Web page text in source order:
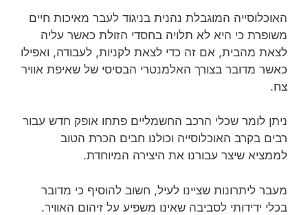
האוכלוסייה המוגבלת נהנית בניגוד לעבר מאיכות חיים
משופרת כי היא לא תלויה בחסדי הזולת כאשר עליה
לצאת מהבית, אם זה כדי לצאת לקניות, לעבודה, ואפילו
כאשר מדובר בצורך האלמנטרי הבסיסי של שאיפת אוויר
צח.
ניתן לומר שכלי הרכב החשמליים פתחו אופק חדש עבור
רבים בקרב האוכלוסייה וכולנו חבים הכרת הטוב
לממציא שיצר עבורנו את היצירה המיוחדת.
מעבר ליתרונות שציינו לעיל, חשוב להוסיף כי מדובר
בכלי ידידותי לסביבה שאינו משפיע על זיהום האוויר.